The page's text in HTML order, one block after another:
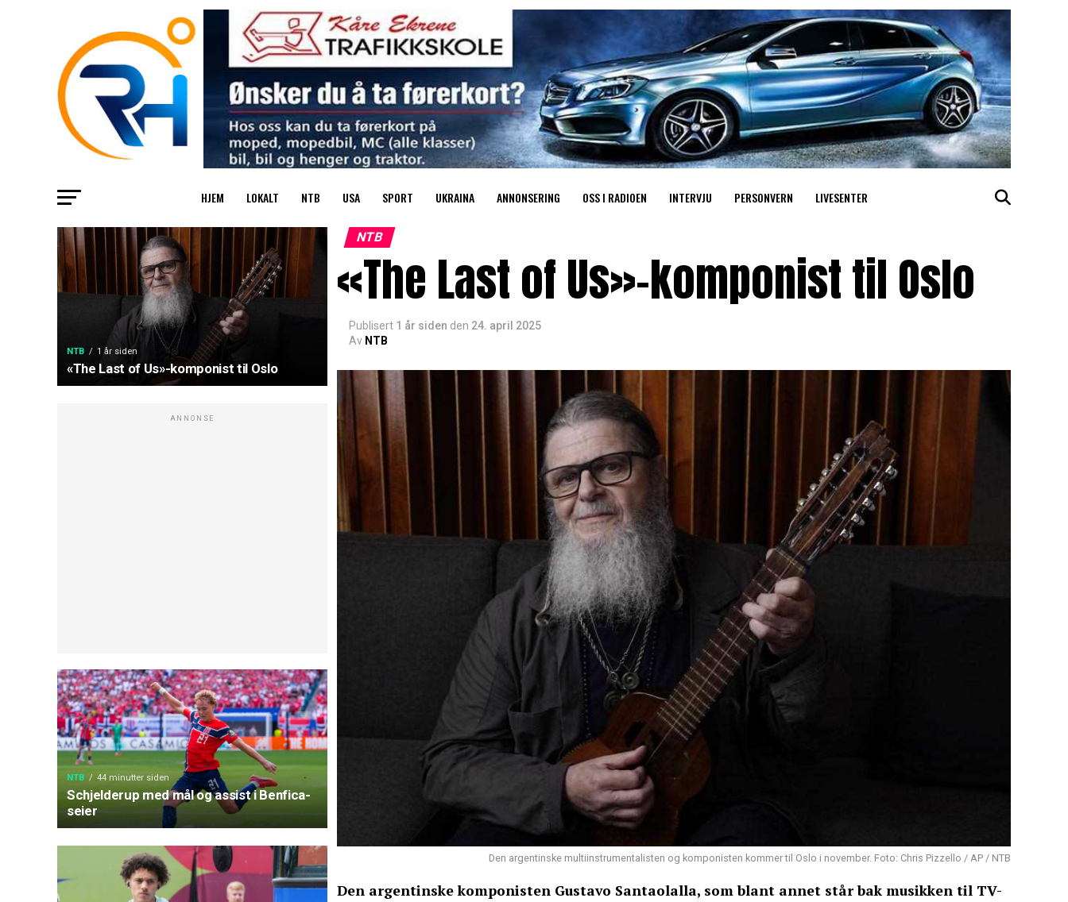
HJEM LOKALT NTB USA SPORT UKRAINA ANNONSERING OSS I RADIOEN INTERVJU PERSONVERN LIVESENTER
NTB 1 år siden
«The Last of Us»-komponist til Oslo
ANNONSE
NTB 44 minutter siden
Schjelderup med mål og assist i Benfica-
seier
NTB
«The Last of Us»-komponist til Oslo
Publisert 1 år siden den 24. april 2025
Av NTB
Den argentinske multiinstrumentalisten og komponisten kommer til Oslo i november. Foto: Chris Pizzello / AP / NTB
Den argentinske komponisten Gustavo Santaolalla, som blant annet står bak musikken til TV-